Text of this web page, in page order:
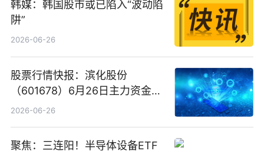
韩媒：韩国股市或已陷入“波动陷
阱”
2026-06-26
股票行情快报：滨化股份
（601678）6月26日主力资金净
卖出5964.34万元
2026-06-26
聚焦：三连阳！半导体设备ETF